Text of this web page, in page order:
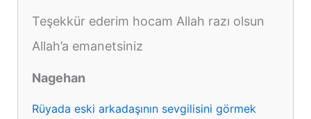
Teşekkür ederim hocam Allah razı olsun
Allah’a emanetsiniz
Nagehan
Rüyada eski arkadaşının sevgilisini görmek